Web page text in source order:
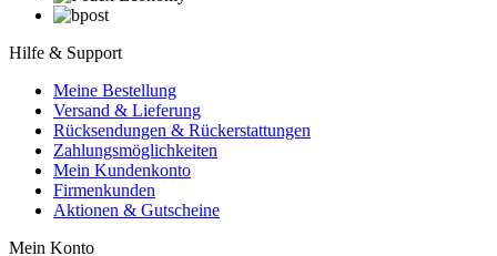
Hilfe & Support
Meine Bestellung
Versand & Lieferung
Rücksendungen & Rückerstattungen
Zahlungsmöglichkeiten
Mein Kundenkonto
Firmenkunden
Aktionen & Gutscheine
Mein Konto